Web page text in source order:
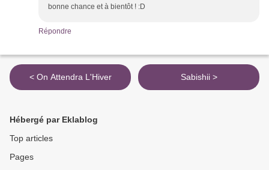
bonne chance et à bientôt ! :D
Répondre
< On Attendra L'Hiver Sabishii >
Hébergé par Eklablog
Top articles
Pages